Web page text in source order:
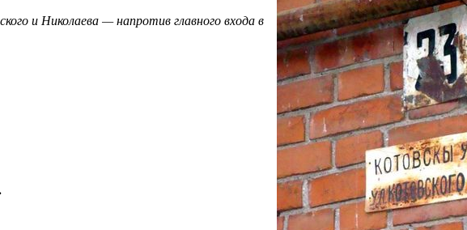
и Николаева — напротив главного входа в